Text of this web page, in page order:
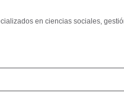
en ciencias sociales,